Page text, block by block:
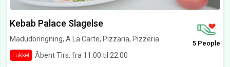
Kebab Palace Slagelse
Madudbringning, A La Carte, Pizzaria, Pizzeria
Lukket Åbent Tirs. fra 11:00 til 22:00
5 People